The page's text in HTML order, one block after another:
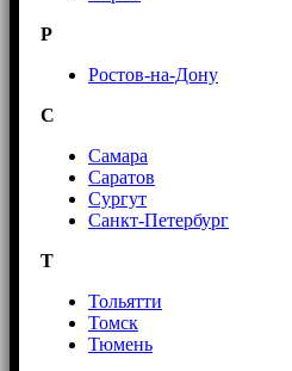
Р
Ростов-на-Дону
С
Самара
Саратов
Сургут
Санкт-Петербург
Т
Тольятти
Томск
Тюмень